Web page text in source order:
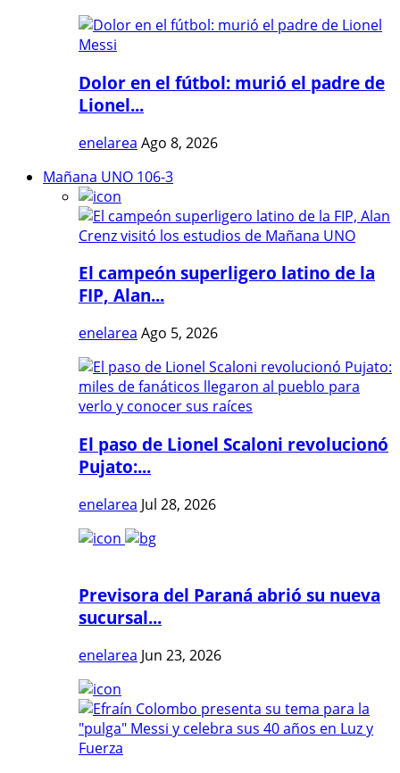
Dolor en el fútbol: murió el padre de
Lionel...
enelarea Ago 8, 2026
Mañana UNO 106-3
El campeón superligero latino de la
FIP, Alan...
enelarea Ago 5, 2026
El paso de Lionel Scaloni revolucionó
Pujato:...
enelarea Jul 28, 2026
Previsora del Paraná abrió su nueva
sucursal...
enelarea Jun 23, 2026